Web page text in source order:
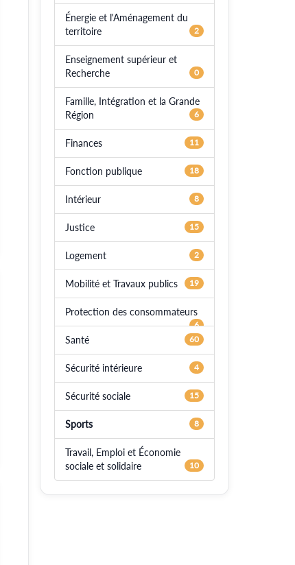
Énergie et l'Aménagement du
territoire
2
Enseignement supérieur et
Recherche
0
Famille, Intégration et la Grande
Région
6
Finances 11
Fonction publique 18
Intérieur 8
Justice 15
Logement 2
Mobilité et Travaux publics 19
Protection des consommateurs
6
Santé 60
Sécurité intérieure 4
Sécurité sociale 15
Sports 8
Travail, Emploi et Économie
sociale et solidaire
10